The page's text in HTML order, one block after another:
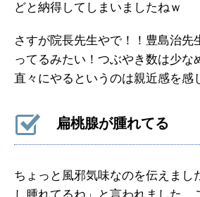
どと納得してしまいましたねｗ
さすが院長先生やで！！豊島治先
ってるみたい！つぶやき数は少な
直々にやるというのは親近感を感
扁桃腺が腫れてる
ちょっと風邪気味なのを伝えまし